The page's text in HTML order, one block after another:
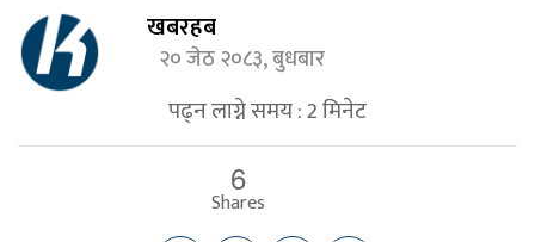
खबरहब
२० जेठ २०८३, बुधबार
पढ्न लाग्ने समय :2मिनेट
6
Shares